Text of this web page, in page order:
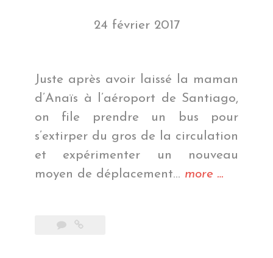
24 février 2017
Juste après avoir laissé la maman
d’Anaïs à l’aéroport de Santiago,
on file prendre un bus pour
s’extirper du gros de la circulation
et expérimenter un nouveau
moyen de déplacement… more « La
…